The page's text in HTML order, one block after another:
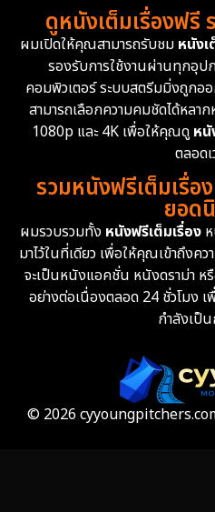
Dystopian
Emotional
Epic มหากาพย์
Family ครอบครัว
Fantasy จินตนาการ
Fiction
ดูหนังเต็มเรื่องฟ
ผมเปิดให้คุณสามารถรับชม หนังเ
รองรับการใช้งานผ่านทุกอุป
คอมพิวเตอร์ ระบบสตรีมมิ่งถูกออ
สามารถเลือกความคมชัดได้หลา
1080p และ 4K เพื่อให้คุณดู หนั
ตลอดเ
รวมหนังฟรีเต็มเรื่อ
ยอด
ผมรวบรวมทั้ง หนังฟรีเต็มเรื่อง
มาไว้ในที่เดียว เพื่อให้คุณเข้าถึงคว
จะเป็นหนังแอคชั่น หนังดราม่า ห
อย่างต่อเนื่องตลอด 24 ชั่วโมง
กำลังเป็
© 2026